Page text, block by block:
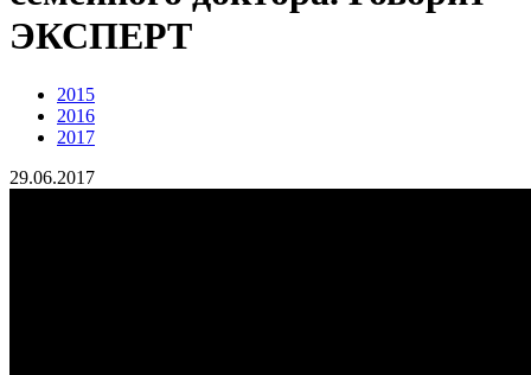
ЭКСПЕРТ
2015
2016
2017
29.06.2017